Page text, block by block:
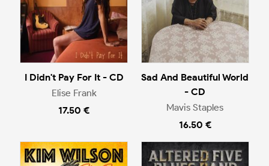
I Didn't Pay For It - CD
Elise Frank
17.50 €
Sad And Beautiful World
- CD
Mavis Staples
16.50 €